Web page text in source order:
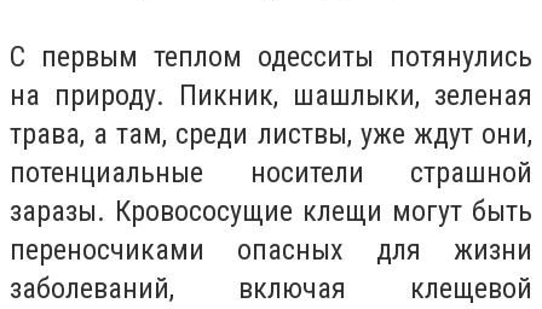
С первым теплом одесситы потянулись
на природу. Пикник, шашлыки, зеленая
трава, а там, среди листвы, уже ждут они,
потенциальные носители страшной
заразы. Кровососущие клещи могут быть
переносчиками опасных для жизни
заболеваний, включая клещевой